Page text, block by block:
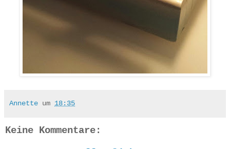
Annette um 18:35
Keine Kommentare: